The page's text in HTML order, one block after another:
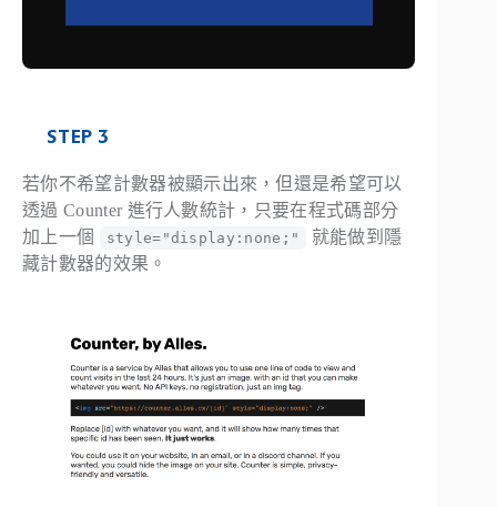
STEP 3
若你不希望計數器被顯示出來，但還是希望可以
透過 Counter 進行人數統計，只要在程式碼部分
加上一個
style="display:none;"
就能做到隱
藏計數器的效果。